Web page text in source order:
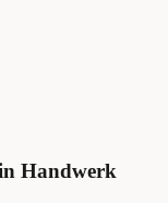
Handwerk